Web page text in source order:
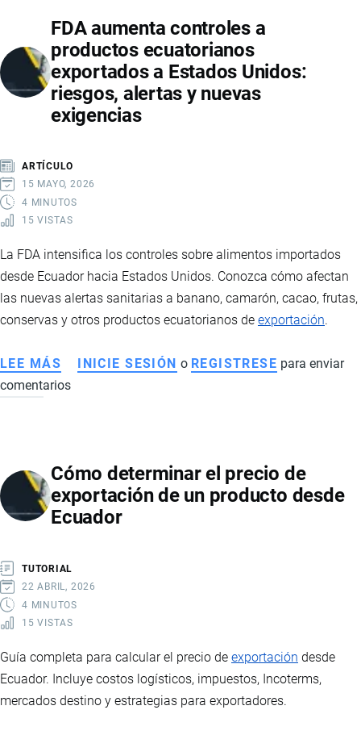
MUNDIAL
EN
EXPORTACIÓN
DE
ATÚN
DEL
MAR
FDA aumenta controles a
productos ecuatorianos
exportados a Estados Unidos:
riesgos, alertas y nuevas
exigencias
ARTÍCULO
15 MAYO, 2026
4 MINUTOS
15 VISTAS
La FDA intensifica los controles sobre alimentos importados
desde Ecuador hacia Estados Unidos. Conozca cómo afectan
las nuevas alertas sanitarias a banano, camarón, cacao, frutas,
conservas y otros productos ecuatorianos de exportación.
LEE MÁS SOBRE
FDA
PRODUCTOS
ECUATORIANOS
EXPORTADOS
UNIDOS:
RIESGOS,
ALERTAS
NUEVAS
EXIGENCIAS
INICIE SESIÓN o REGISTRESE para enviar
comentarios
Cómo determinar el precio de
exportación de un producto desde
Ecuador
TUTORIAL
22 ABRIL, 2026
4 MINUTOS
15 VISTAS
Guía completa para calcular el precio de exportación desde
Ecuador. Incluye costos logísticos, impuestos, Incoterms,
mercados destino y estrategias para exportadores.